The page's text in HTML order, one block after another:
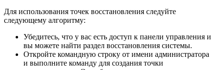
Для использования точек восстановления следуйте
следующему алгоритму:
Убедитесь, что у вас есть доступ к панели управления и
вы можете найти раздел восстановления системы.
Откройте командную строку от имени администратора
и выполните команду для создания точки